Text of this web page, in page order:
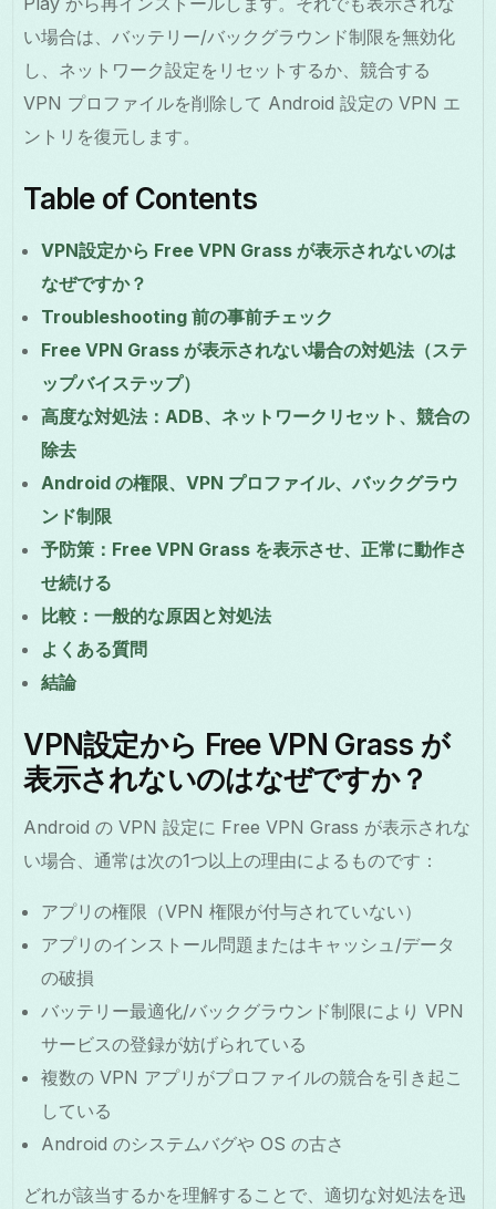
い場合は、バッテリー/バックグラウンド制限を無効化
し、ネットワーク設定をリセットするか、競合する
VPN プロファイルを削除して Android 設定の VPN エ
ントリを復元します。
Table of Contents
VPN設定から Free VPN Grass が表示されないのは
なぜですか？
Troubleshooting 前の事前チェック
Free VPN Grass が表示されない場合の対処法（ステ
ップバイステップ）
高度な対処法：ADB、ネットワークリセット、競合の
除去
Android の権限、VPN プロファイル、バックグラウ
ンド制限
予防策：Free VPN Grass を表示させ、正常に動作さ
せ続ける
比較：一般的な原因と対処法
よくある質問
結論
VPN設定から Free VPN Grass が
表示されないのはなぜですか？
Android の VPN 設定に Free VPN Grass が表示されな
い場合、通常は次の1つ以上の理由によるものです：
アプリの権限（VPN 権限が付与されていない）
アプリのインストール問題またはキャッシュ/データ
の破損
バッテリー最適化/バックグラウンド制限により VPN
サービスの登録が妨げられている
複数の VPN アプリがプロファイルの競合を引き起こ
している
Android のシステムバグや OS の古さ
どれが該当するかを理解することで、適切な対処法を迅